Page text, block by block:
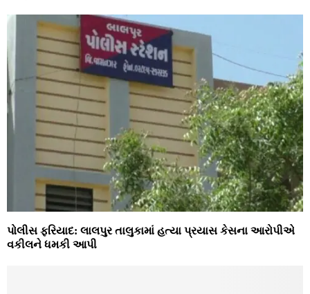
પોલીસ ફરિયાદ: લાલપુર તાલુકામાં હત્યા પ્રયાસ કેસના આરોપીએ
વકીલને ધમકી આપી